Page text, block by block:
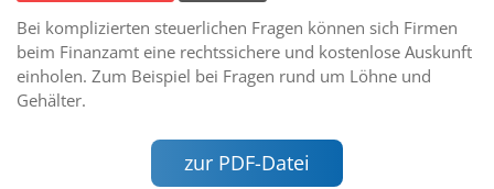
Bei komplizierten steuerlichen Fragen können sich Firmen
beim Finanzamt eine rechtssichere und kostenlose Auskunft
einholen. Zum Beispiel bei Fragen rund um Löhne und
Gehälter.
zur PDF-Datei